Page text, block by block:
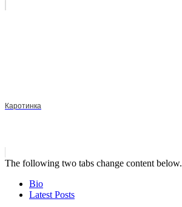
Каротинка
The following two tabs change content below.
Bio
Latest Posts